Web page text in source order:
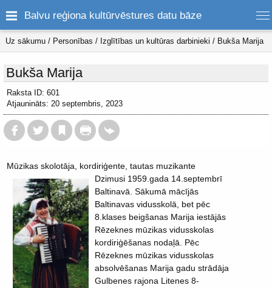
Balvu reģiona kultūrvēstures datu bāze
Uz sākumu / Personības / Izglītības un kultūras darbinieki / Bukša Marija
Bukša Marija
Raksta ID: 601
Atjaunināts: 20 septembris, 2023
Mūzikas skolotāja, kordiriģente, tautas muzikante
Dzimusi 1959.gada 14.septembrī
Baltinavā. Sākumā mācījās
Baltinavas vidusskolā, bet pēc
8.klases beigšanas Marija iestājās
Rēzeknes mūzikas vidusskolas
kordiriģēšanas nodaļā. Pēc
Rēzeknes mūzikas vidusskolas
absolvēšanas Marija gadu strādāja
Gulbenes rajona Litenes 8-